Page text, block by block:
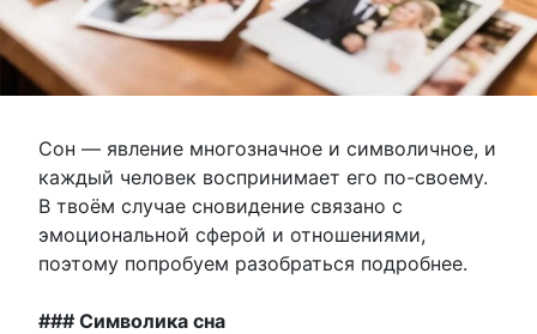
Сон — явление многозначное и символичное, и
каждый человек воспринимает его по-своему.
В твоём случае сновидение связано с
эмоциональной сферой и отношениями,
поэтому попробуем разобраться подробнее.
### Символика сна